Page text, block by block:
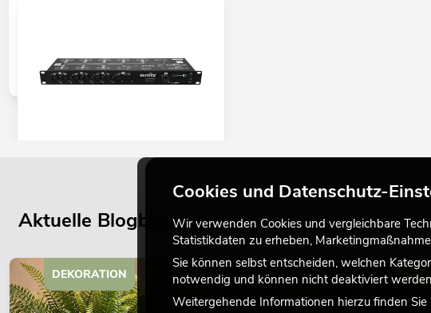
EUROLITE DMX Split 8X Splitter
179,00€
Aktuelle Blogbeiträge
DEKORATION LICHT
Cookies und Datenschutz-
Wir verwenden Cookies und vergleichbare
Statistikdaten zu erheben,
Sie können selbst entscheiden, welchen
notwendig und können nicht deaktiviert
Weitergehende Informationen hierzu finden Sie